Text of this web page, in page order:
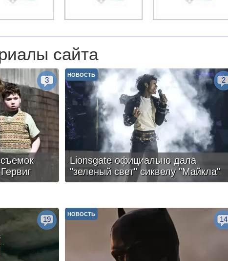
сайта
3
Lionsgate официально дала
"зеленый свет" сиквелу "Майкла"
НОВОСТЬ
2
19
НОВОСТЬ
14